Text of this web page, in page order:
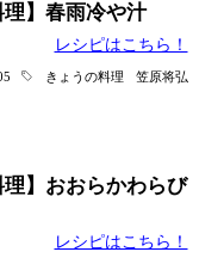
理】春雨冷や汁
レシピはこちら！
きょうの料理 笠原将弘
理】おおらかわらび
レシピはこちら！